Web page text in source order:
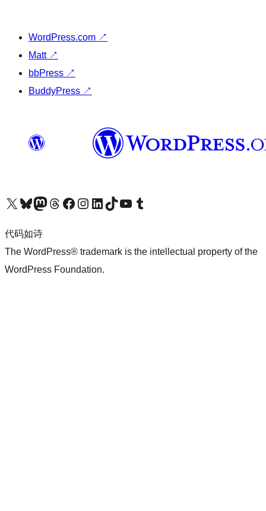
WordPress.com ↗
Matt ↗
bbPress ↗
BuddyPress ↗
关注我们的 X（原 Twitter）账号访问我们的 Bluesky 账号关注我们的 Mastodon 账号访问我们的 Threads 账号 访问我们的 Facebook 公共主页关注我们的 Instagram 账号 关注我们的 LinkedIn 主页访问我们的 TikTok 账号访问我们的 YouTube 频道 访问我们的 Tumblr 账号
代码如诗
The WordPress® trademark is the intellectual property of the
WordPress Foundation.